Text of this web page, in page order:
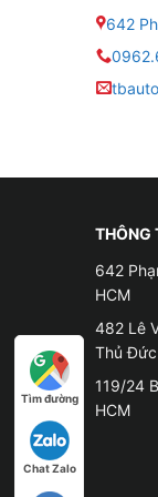
● Tích
● Chia
● Hỗ
● Kết
● Âm
● Tích
642
THÔNG
642
HCM
482 Lê
Thủ Đức
119/24
HCM
Tìm đường
Chat Zalo